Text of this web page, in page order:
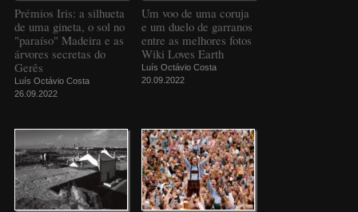
Prémios Iris: a silhueta
de uma gineta, o sol no
"paraíso" Madeira e as
árvores secretas do
Gerês
Luís Octávio Costa
26.09.2022
Um voo de uma coruja
e um duelo de garranos
entre as melhores fotos
Wiki Loves Earth
Luís Octávio Costa
20.09.2022